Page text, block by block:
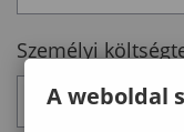
Személyi
A weboldal